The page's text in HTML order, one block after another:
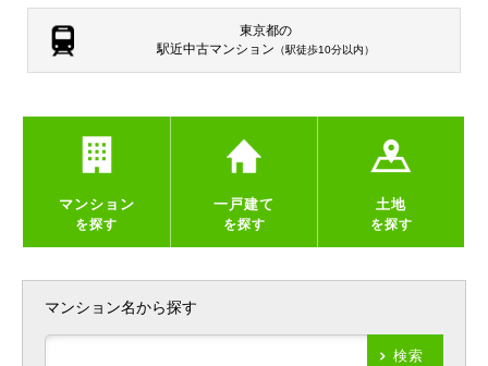
東京都の
駅近中古マンション （駅徒歩10分以内）
マンション
を探す
一戸建て
を探す
土地
を探す
マンション名から探す
検索